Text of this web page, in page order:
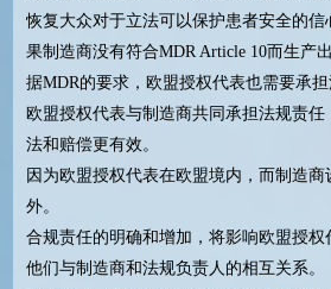
恢复大众对于立法可以保护患者安全的信
果制造商没有符合MDR Article 10而生产
据MDR的要求，欧盟授权代表也需要承担
欧盟授权代表与制造商共同承担法规责
法和赔偿更有效。
因为欧盟授权代表在欧盟境内，而制造商
外。
合规责任的明确和增加，将影响欧盟授权
他们与制造商和法规负责人的相互关系。